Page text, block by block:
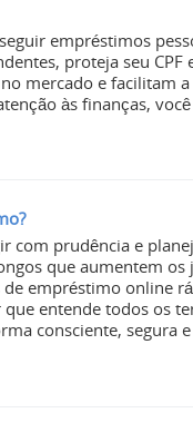
empréstimos
proteja seu CPF
mercado e facilitam
às finanças,
com prudência e
que aumentem
empréstimo online
entende todos os
consciente, segura